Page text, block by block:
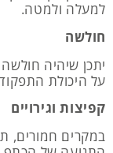
למעלה ולמטה.
חולשה
יתכן שיהיה
על היכולת
קפיצות וגירויים
במקרים חמורים,